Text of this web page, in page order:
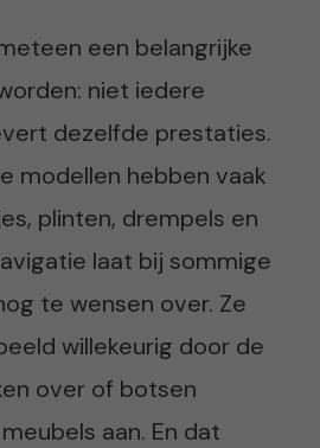
een belangrijke
niet iedere
dezelfde prestaties.
modellen hebben vaak
plinten, drempels en
laat bij sommige
te wensen over. Ze
willekeurig door de
over of botsen
aan. En dat